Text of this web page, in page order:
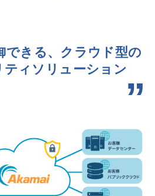
できる、クラウド型の
ィソリューション